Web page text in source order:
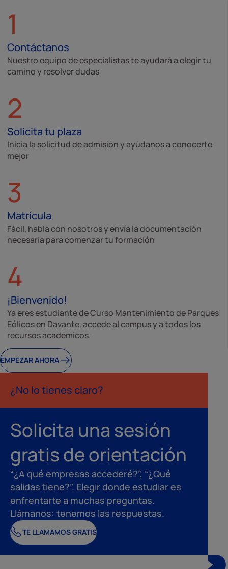
1
Contáctanos
Nuestro equipo de especialistas te ayudará a elegir tu
camino y resolver dudas
2
Solicita tu plaza
Inicia la solicitud de admisión y ayúdanos a conocerte
mejor
3
Matrícula
Fácil, habla con nosotros y envía la documentación
necesaria para comenzar tu formación
4
¡Bienvenido!
Ya eres estudiante de Curso Mantenimiento de Parques
Eólicos en Davante, accede al campus y a todos los
recursos académicos.
EMPEZAR AHORA
¿No lo tienes claro?
Solicita una sesión
gratis de orientación
“¿A qué empresas accederé?”, “¿Qué
salidas tiene?”. Elegir donde estudiar es
enfrentarte a muchas preguntas.
Llámanos: tenemos las respuestas.
TE LLAMAMOS GRATIS